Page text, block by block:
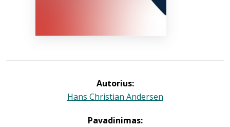
Autorius:
Hans Christian Andersen
Pavadinimas: